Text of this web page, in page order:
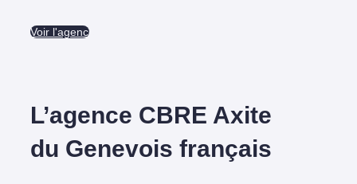
Voir l'agence
L’agence CBRE Axite
du Genevois français